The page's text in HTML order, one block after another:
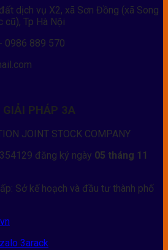
dịch vụ X2, xã Sơn Đồng (xã Song
cũ), Tp Hà Nội
0986 889 570
GIẢI PHÁP 3A
JOINT STOCK COMPANY
đăng ký ngày 05 tháng 11
Sở kế hoạch và đầu tư thành phố